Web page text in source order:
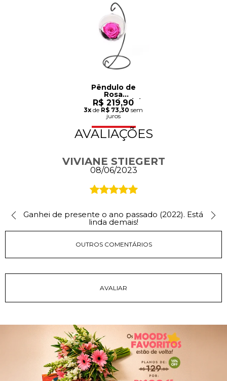
Pêndulo de
Rosa
Encantada Pink
R$ 219,90
3xde R$ 73,30 sem
juros
AVALIAÇÕES
VIVIANE STIEGERT
08/06/2023
Ganhei de presente o ano passado (2022). Est
linda demais!
OUTROS COMENTÁRIOS